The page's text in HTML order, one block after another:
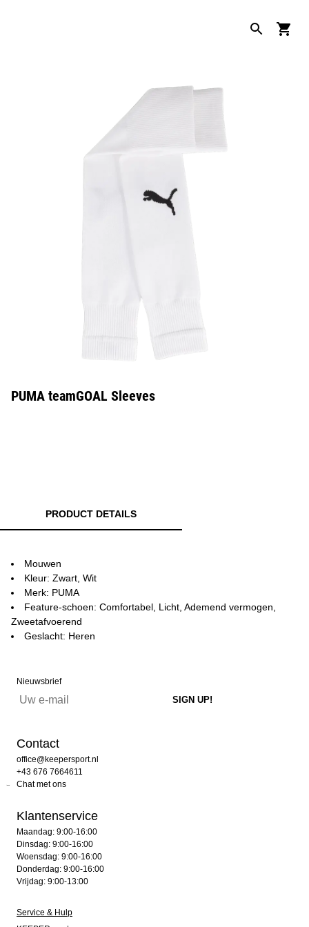
PUMA teamGOAL Sleeves
PRODUCT DETAILS
Mouwen
Kleur: Zwart, Wit
Merk: PUMA
Feature-schoen: Comfortabel, Licht, Ademend vermogen,
Zweetafvoerend
Geslacht: Heren
Nieuwsbrief
Contact
office@keepersport.nl
+43 676 7664611
Chat met ons
Klantenservice
Maandag: 9:00-16:00
Dinsdag: 9:00-16:00
Woensdag: 9:00-16:00
Donderdag: 9:00-16:00
Vrijdag: 9:00-13:00
Service & Hulp